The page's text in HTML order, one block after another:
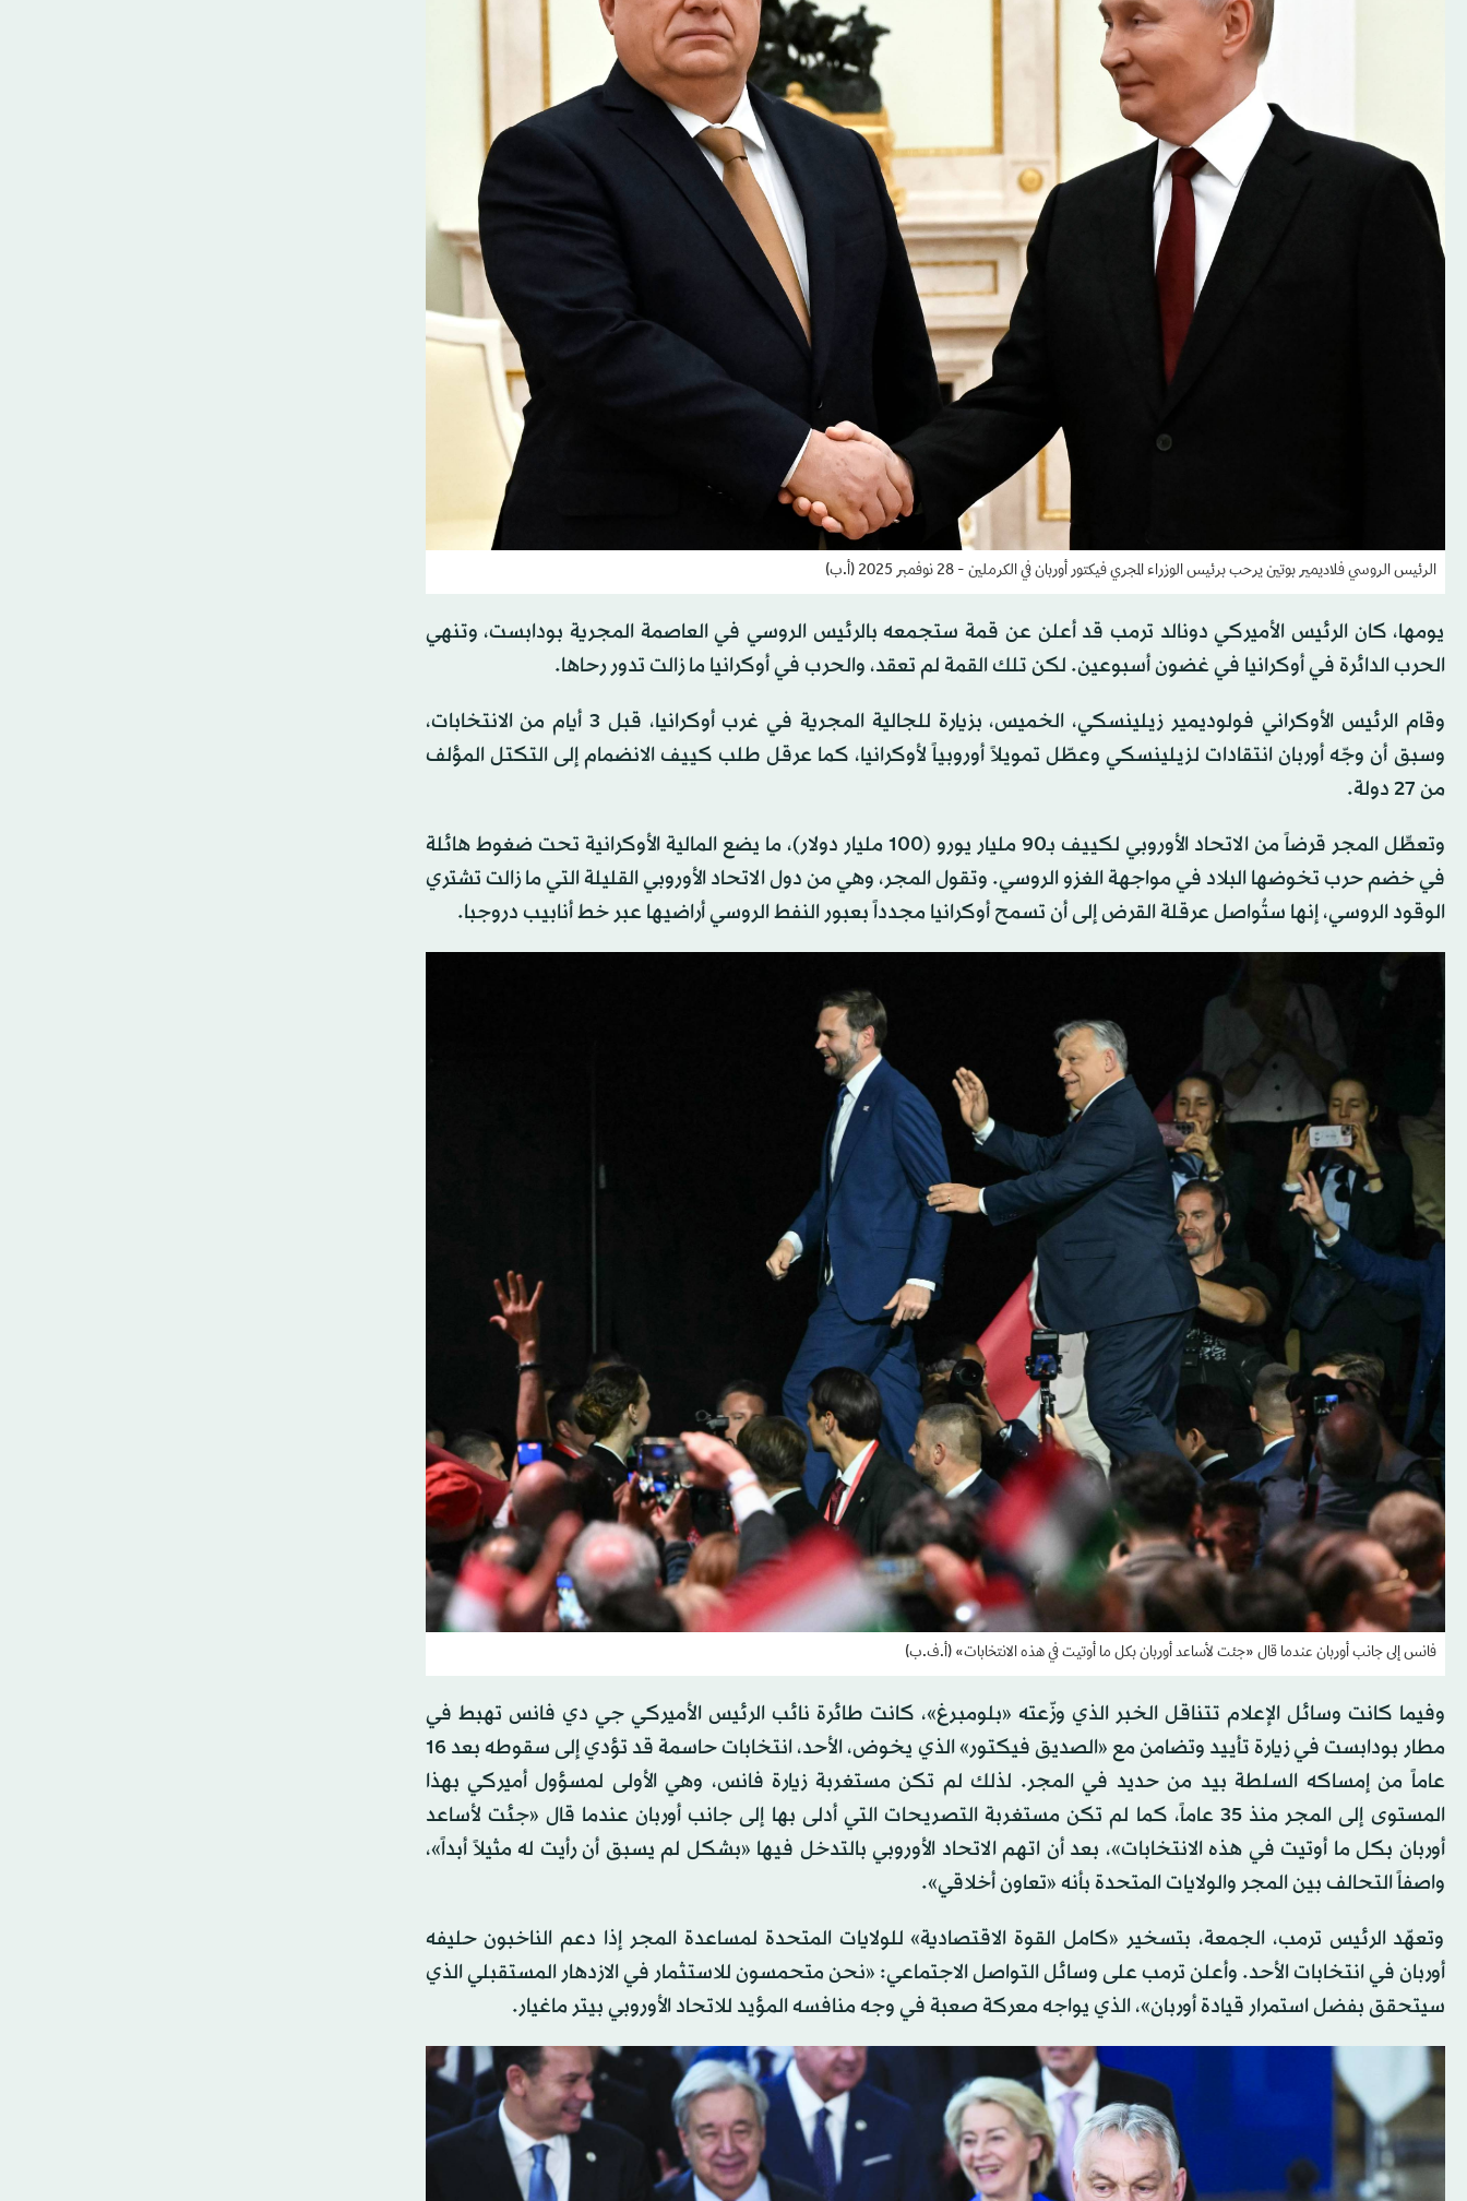
الرئيس الروسي فلاديمير بوتين يرحب برئيس الوزراء المجري فيكتور أوربان في الكرملين - 28 نوفمبر 2025 (أ.ب)
يومها، كان الرئيس الأميركي دونالد ترمب قد أعلن عن قمة ستجمعه بالرئيس الروسي في العاصمة المجرية بودابست، وتنهي
الحرب الدائرة في أوكرانيا في غضون أسبوعين. لكن تلك القمة لم تعقد، والحرب في أوكرانيا ما زالت تدور رحاها.
وقام الرئيس الأوكراني فولوديمير زيلينسكي، الخميس، بزيارة للجالية المجرية في غرب أوكرانيا، قبل 3 أيام من الانتخابات،
وسبق أن وجّه أوربان انتقادات لزيلينسكي وعطّل تمويلاً أوروبياً لأوكرانيا، كما عرقل طلب كييف الانضمام إلى التكتل المؤلف
من 27 دولة.
وتعطِّل المجر قرضاً من الاتحاد الأوروبي لكييف بـ90 مليار يورو (100 مليار دولار)، ما يضع المالية الأوكرانية تحت ضغوط هائلة
في خضم حرب تخوضها البلاد في مواجهة الغزو الروسي. وتقول المجر، وهي من دول الاتحاد الأوروبي القليلة التي ما زالت تشتري
الوقود الروسي، إنها ستُواصل عرقلة القرض إلى أن تسمح أوكرانيا مجدداً بعبور النفط الروسي أراضيها عبر خط أنابيب دروجبا.
فانس إلى جانب أوربان عندما قال «جئت لأساعد أوربان بكل ما أوتيت في هذه الانتخابات» (أ.ف.ب)
وفيما كانت وسائل الإعلام تتناقل الخبر الذي وزّعته «بلومبرغ»، كانت طائرة نائب الرئيس الأميركي جي دي فانس تهبط في
مطار بودابست في زيارة تأييد وتضامن مع «الصديق فيكتور» الذي يخوض، الأحد، انتخابات حاسمة قد تؤدي إلى سقوطه بعد 16
عاماً من إمساكه السلطة بيد من حديد في المجر. لذلك لم تكن مستغربة زيارة فانس، وهي الأولى لمسؤول أميركي بهذا
المستوى إلى المجر منذ 35 عاماً، كما لم تكن مستغربة التصريحات التي أدلى بها إلى جانب أوربان عندما قال «جئت لأساعد
أوربان بكل ما أوتيت في هذه الانتخابات»، بعد أن اتهم الاتحاد الأوروبي بالتدخل فيها «بشكل لم يسبق أن رأيت له مثيلاً أبداً»،
واصفاً التحالف بين المجر والولايات المتحدة بأنه «تعاون أخلاقي».
وتعهّد الرئيس ترمب، الجمعة، بتسخير «كامل القوة الاقتصادية» للولايات المتحدة لمساعدة المجر إذا دعم الناخبون حليفه
أوربان في انتخابات الأحد. وأعلن ترمب على وسائل التواصل الاجتماعي: «نحن متحمسون للاستثمار في الازدهار المستقبلي الذي
سيتحقق بفضل استمرار قيادة أوربان»، الذي يواجه معركة صعبة في وجه منافسه المؤيد للاتحاد الأوروبي بيتر ماغيار.